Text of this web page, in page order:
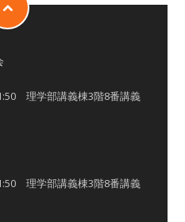
理学部講義棟3階8番講義
理学部講義棟3階8番講義